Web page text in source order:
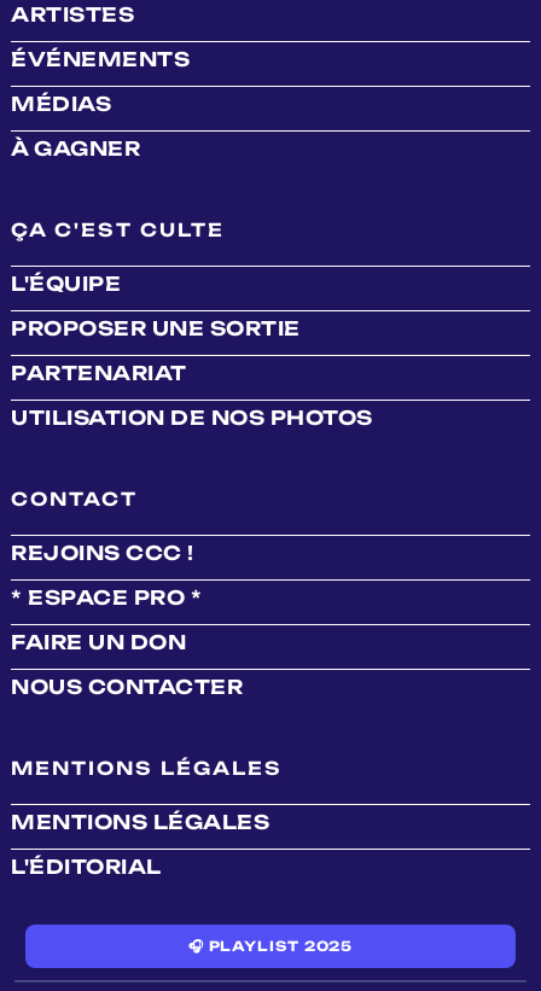
ARTISTES
ÉVÉNEMENTS
MÉDIAS
À GAGNER
ÇA C'EST CULTE
L'ÉQUIPE
PROPOSER UNE SORTIE
PARTENARIAT
UTILISATION DE NOS PHOTOS
CONTACT
REJOINS CCC !
* ESPACE PRO *
FAIRE UN DON
NOUS CONTACTER
MENTIONS LÉGALES
MENTIONS LÉGALES
L'ÉDITORIAL
🎧 PLAYLIST 2025